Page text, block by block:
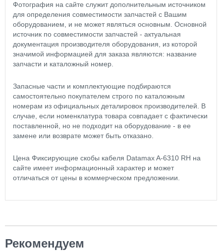
Фотография на сайте служит дополнительным источником
для определения совместимости запчастей с Вашим
оборудованием, и не может являться основным. Основной
источник по совместимости запчастей - актуальная
документация производителя оборудования, из которой
значимой информацией для заказа являются: название
запчасти и каталожный номер.
Запасные части и комплектующие подбираются
самостоятельно покупателем строго по каталожным
номерам из официальных деталировок производителей. В
случае, если номенклатура товара совпадает с фактически
поставленной, но не подходит на оборудование - в ее
замене или возврате может быть отказано.
Цена Фиксирующие скобы кабеля Datamax A-6310 RH на
сайте имеет информационный характер и может
отличаться от цены в коммерческом предложении.
Рекомендуем